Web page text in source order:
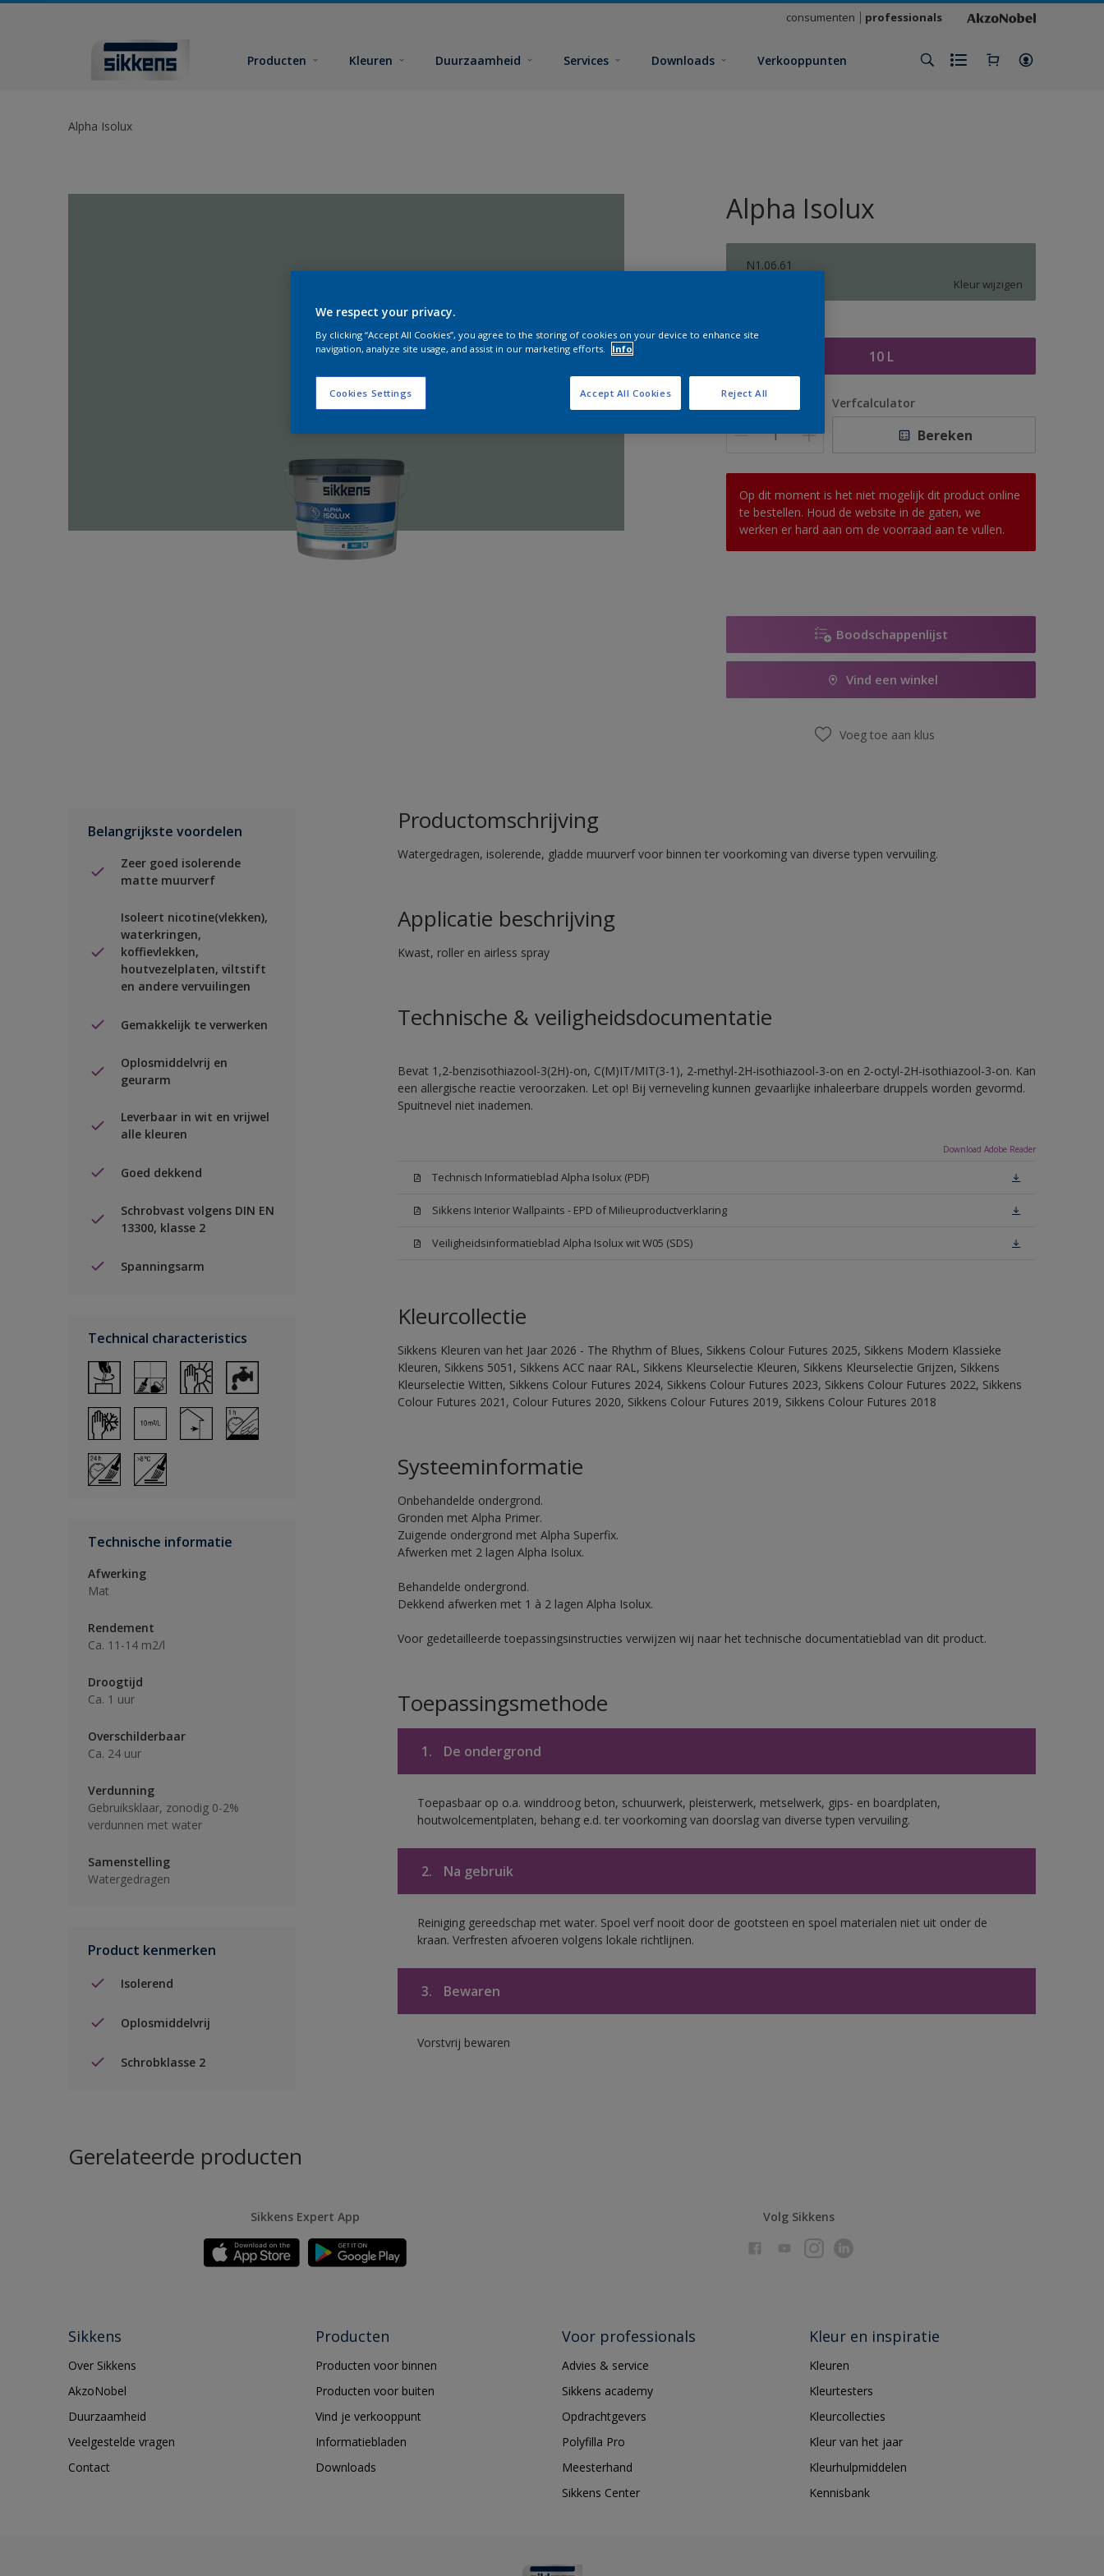
consumenten professionals
Producten Kleuren Duurzaamheid Services Downloads Verkooppunten
Alpha Isolux
Alpha Isolux
N1.06.61
Kleur wijzigen
Grootte
10 L
Aantal Verfcalculator
Bereken
Op dit moment is het niet mogelijk dit product online
te bestellen. Houd de website in de gaten, we
werken er hard aan om de voorraad aan te vullen.
Boodschappenlijst
Vind een winkel
Voeg toe aan klus
Belangrijkste voordelen
Zeer goed isolerende
matte muurverf
Isoleert nicotine(vlekken),
waterkringen,
koffievlekken,
houtvezelplaten, viltstift
en andere vervuilingen
Gemakkelijk te verwerken
Oplosmiddelvrij en
geurarm
Leverbaar in wit en vrijwel
alle kleuren
Goed dekkend
Schrobvast volgens DIN EN
13300, klasse 2
Spanningsarm
Technical characteristics
Technische informatie
Afwerking
Mat
Rendement
Ca. 11-14 m2/l
Droogtijd
Ca. 1 uur
Overschilderbaar
Ca. 24 uur
Verdunning
Gebruiksklaar, zonodig 0-2%
verdunnen met water
Samenstelling
Watergedragen
Product kenmerken
Isolerend
Oplosmiddelvrij
Schrobklasse 2
Productomschrijving
Watergedragen, isolerende, gladde muurverf voor binnen ter voorkoming van diverse typen vervuiling.
Applicatie beschrijving
Kwast, roller en airless spray
Technische & veiligheidsdocumentatie
Bevat 1,2-benzisothiazool-3(2H)-on, C(M)IT/MIT(3-1), 2-methyl-2H-isothiazool-3-on en 2-octyl-2H-isothiazool-3-on. Kan
een allergische reactie veroorzaken. Let op! Bij verneveling kunnen gevaarlijke inhaleerbare druppels worden gevormd.
Spuitnevel niet inademen.
Download Adobe Reader
Technisch Informatieblad Alpha Isolux (PDF)
Sikkens Interior Wallpaints - EPD of Milieuproductverklaring
Veiligheidsinformatieblad Alpha Isolux wit W05 (SDS)
Kleurcollectie
Sikkens Kleuren van het Jaar 2026 - The Rhythm of Blues, Sikkens Colour Futures 2025, Sikkens Modern Klassieke
Kleuren, Sikkens 5051, Sikkens ACC naar RAL, Sikkens Kleurselectie Kleuren, Sikkens Kleurselectie Grijzen, Sikkens
Kleurselectie Witten, Sikkens Colour Futures 2024, Sikkens Colour Futures 2023, Sikkens Colour Futures 2022, Sikkens
Colour Futures 2021, Colour Futures 2020, Sikkens Colour Futures 2019, Sikkens Colour Futures 2018
Systeeminformatie
Onbehandelde ondergrond.
Gronden met Alpha Primer.
Zuigende ondergrond met Alpha Superfix.
Afwerken met 2 lagen Alpha Isolux.
Behandelde ondergrond.
Dekkend afwerken met 1 à 2 lagen Alpha Isolux.
Voor gedetailleerde toepassingsinstructies verwijzen wij naar het technische documentatieblad van dit product.
Toepassingsmethode
1. De ondergrond
Toepasbaar op o.a. winddroog beton, schuurwerk, pleisterwerk, metselwerk, gips- en boardplaten,
houtwolcementplaten, behang e.d. ter voorkoming van doorslag van diverse typen vervuiling.
2. Na gebruik
Reiniging gereedschap met water. Spoel verf nooit door de gootsteen en spoel materialen niet uit onder de
kraan. Verfresten afvoeren volgens lokale richtlijnen.
3. Bewaren
Vorstvrij bewaren
Gerelateerde producten
Sikkens Expert App Volg Sikkens
Sikkens
Over Sikkens
AkzoNobel
Duurzaamheid
Veelgestelde vragen
Contact
Producten
Producten voor binnen
Producten voor buiten
Vind je verkooppunt
Informatiebladen
Downloads
Voor professionals
Advies & service
Sikkens academy
Opdrachtgevers
Polyfilla Pro
Meesterhand
Sikkens Center
Kleur en inspiratie
Kleuren
Kleurtesters
Kleurcollecties
Kleur van het jaar
Kleurhulpmiddelen
Kennisbank
We respect your privacy.
By clicking “Accept All Cookies”, you agree to the storing of cookies on your device to enhance site
navigation, analyze site usage, and assist in our marketing efforts.
Info
Cookies Settings Reject All
Accept All Cookies